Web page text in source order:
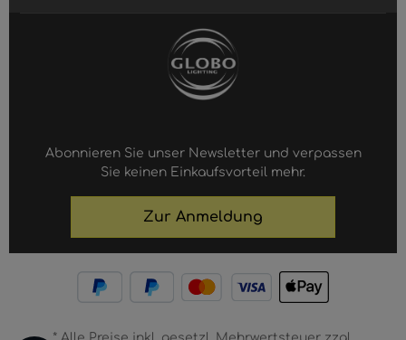
Abonnieren Sie unser Newsletter und verpassen
Sie keinen Einkaufsvorteil mehr.
Zur Anmeldung